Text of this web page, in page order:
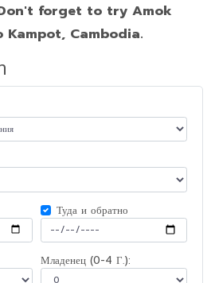
forget to try Amok
Cambodia.
Туда и обратно
Младенец (0-4 Г.):